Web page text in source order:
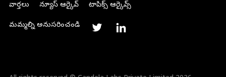
వార్తలు
న్యూస్ ఆర్కైవ్ టాపిక్స్ ఆర్కైవ్స్
మమ్మల్ని అనుసరించండి